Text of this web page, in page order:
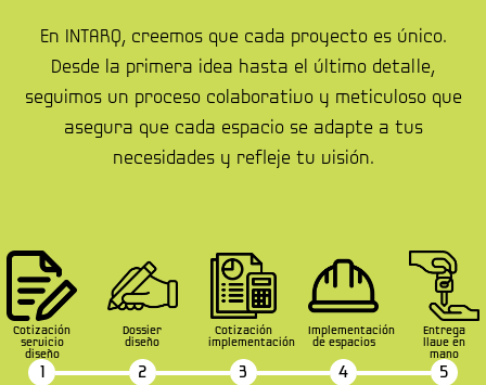
En INTARQ, creemos que cada proyecto es único.
Desde la primera idea hasta el último detalle,
seguimos un proceso colaborativo y meticuloso que
asegura que cada espacio se adapte a tus
necesidades y refleje tu visión.
1
Cotización
servicio
diseño
2
Dossier
diseño
3
Cotización
implementación
4
Implementación
de espacios
5
Entrega
llave en
mano